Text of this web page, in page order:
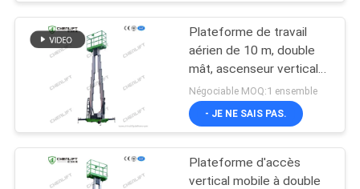
Plateforme de travail
aérien de 10 m, double
mât, ascenseur vertical
avec plateforme
d'extension
Négociable MOQ:1 ensemble
- JE NE SAIS PAS.
Plateforme d'accès
vertical mobile à double